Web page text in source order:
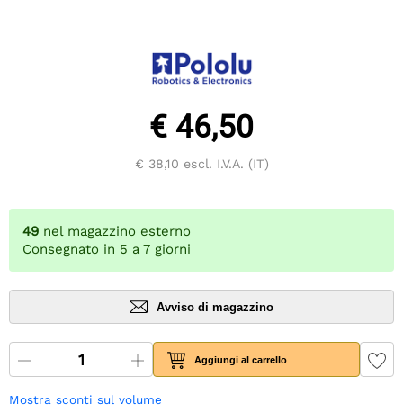
€ 46,50
€ 38,10 escl. I.V.A. (IT)
49 nel magazzino esterno
Consegnato in 5 a 7 giorni
Avviso di magazzino
Aggiungi al carrello
Mostra sconti sul volume